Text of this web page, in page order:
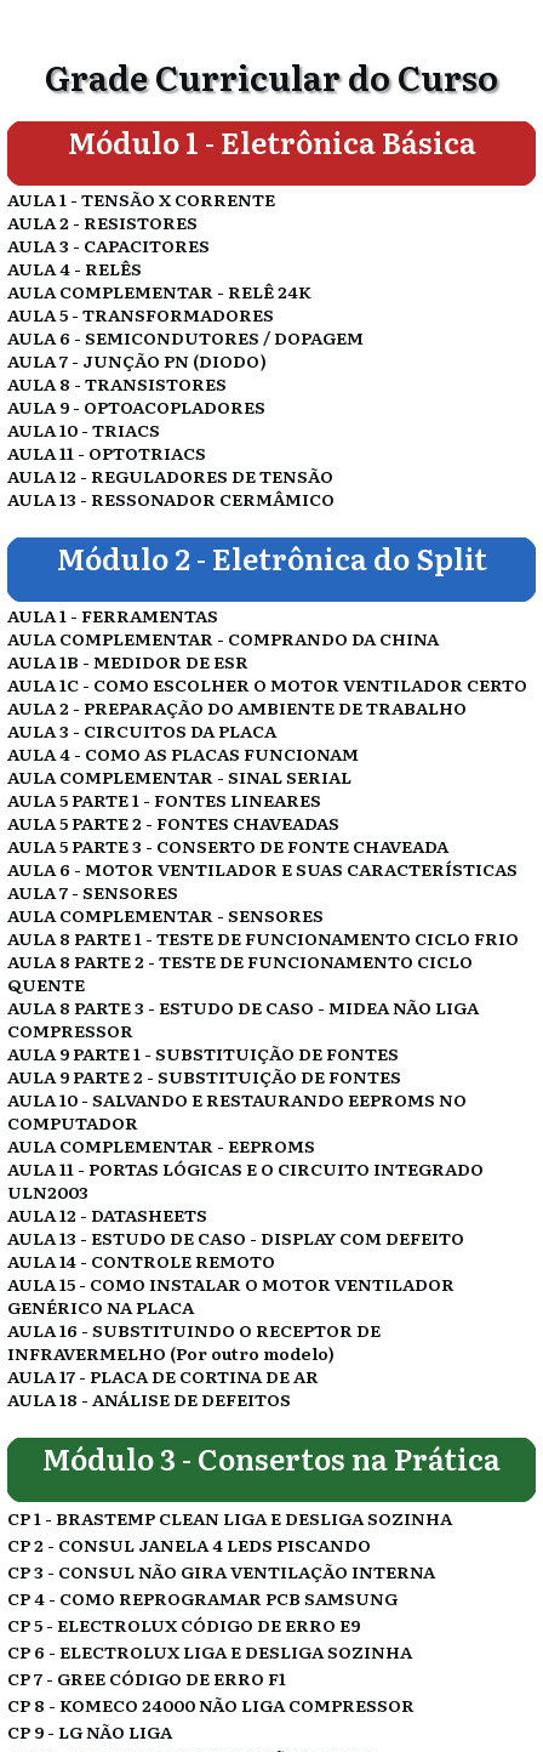
Grade Curricular do Curso
Módulo 1 - Eletrônica Básica
AULA 1 - TENSÃO X CORRENTE
AULA 2 - RESISTORES
AULA 3 - CAPACITORES
AULA 4 - RELÊS
AULA COMPLEMENTAR - RELÊ 24K
AULA 5 - TRANSFORMADORES
AULA 6 - SEMICONDUTORES / DOPAGEM
AULA 7 - JUNÇÃO PN (DIODO)
AULA 8 - TRANSISTORES
AULA 9 - OPTOACOPLADORES
AULA 10 - TRIACS
AULA 11 - OPTOTRIACS
AULA 12 - REGULADORES DE TENSÃO
AULA 13 - RESSONADOR CERMÂMICO
Módulo 2 - Eletrônica do Split
AULA 1 - FERRAMENTAS
AULA COMPLEMENTAR - COMPRANDO DA CHINA
AULA 1B - MEDIDOR DE ESR
AULA 1C - COMO ESCOLHER O MOTOR VENTILADOR CERTO
AULA 2 - PREPARAÇÃO DO AMBIENTE DE TRABALHO
AULA 3 - CIRCUITOS DA PLACA
AULA 4 - COMO AS PLACAS FUNCIONAM
AULA COMPLEMENTAR - SINAL SERIAL
AULA 5 PARTE 1 - FONTES LINEARES
AULA 5 PARTE 2 - FONTES CHAVEADAS
AULA 5 PARTE 3 - CONSERTO DE FONTE CHAVEADA
AULA 6 - MOTOR VENTILADOR E SUAS CARACTERÍSTICAS
AULA 7 - SENSORES
AULA COMPLEMENTAR - SENSORES
AULA 8 PARTE 1 - TESTE DE FUNCIONAMENTO CICLO FRIO
AULA 8 PARTE 2 - TESTE DE FUNCIONAMENTO CICLO
QUENTE
AULA 8 PARTE 3 - ESTUDO DE CASO - MIDEA NÃO LIGA
COMPRESSOR
AULA 9 PARTE 1 - SUBSTITUIÇÃO DE FONTES
AULA 9 PARTE 2 - SUBSTITUIÇÃO DE FONTES
AULA 10 - SALVANDO E RESTAURANDO EEPROMS NO
COMPUTADOR
AULA COMPLEMENTAR - EEPROMS
AULA 11 - PORTAS LÓGICAS E O CIRCUITO INTEGRADO
ULN2003
AULA 12 - DATASHEETS
AULA 13 - ESTUDO DE CASO - DISPLAY COM DEFEITO
AULA 14 - CONTROLE REMOTO
AULA 15 - COMO INSTALAR O MOTOR VENTILADOR
GENÉRICO NA PLACA
AULA 16 - SUBSTITUINDO O RECEPTOR DE
INFRAVERMELHO (Por outro modelo)
AULA 17 - PLACA DE CORTINA DE AR
AULA 18 - ANÁLISE DE DEFEITOS
Módulo 3 - Consertos na Prática
CP 1 - BRASTEMP CLEAN LIGA E DESLIGA SOZINHA
CP 2 - CONSUL JANELA 4 LEDS PISCANDO
CP 3 - CONSUL NÃO GIRA VENTILAÇÃO INTERNA
CP 4 - COMO REPROGRAMAR PCB SAMSUNG
CP 5 - ELECTROLUX CÓDIGO DE ERRO E9
CP 6 - ELECTROLUX LIGA E DESLIGA SOZINHA
CP 7 - GREE CÓDIGO DE ERRO F1
CP 8 - KOMECO 24000 NÃO LIGA COMPRESSOR
CP 9 - LG NÃO LIGA